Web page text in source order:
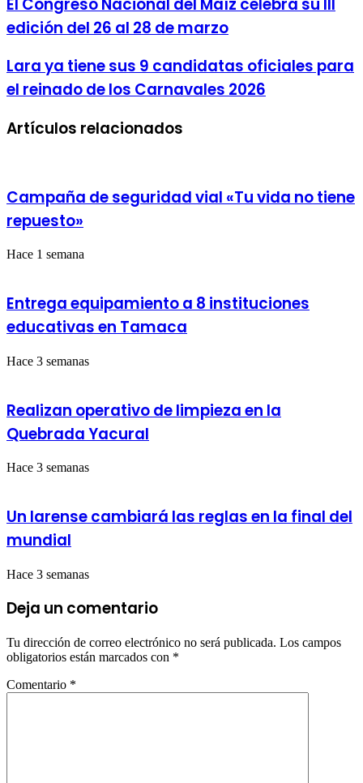
Congreso
Nacional
Maíz
celebra
su
III
del
de
marzo
edición del 26 al 28 de marzo
Lara
ya
tiene
9
candidatas
reinado
de
los
2026
Lara ya tiene sus 9 candidatas oficiales para
el reinado de los Carnavales 2026
Artículos relacionados
Campaña de seguridad vial «Tu vida no tiene
repuesto»
Hace 1 semana
Entrega equipamiento a 8 instituciones
educativas en Tamaca
Hace 3 semanas
Realizan operativo de limpieza en la
Quebrada Yacural
Hace 3 semanas
Un larense cambiará las reglas en la final del
mundial
Hace 3 semanas
Deja un comentario
Tu dirección de correo electrónico no será publicada. Los campos
obligatorios están marcados con *
Comentario *